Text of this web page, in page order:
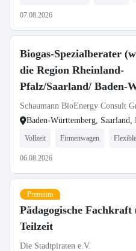
07.08.2026
Biogas-Spezialberater
die Region Rheinland-
Pfalz/Saarland/ Baden-
Schaumann BioEnergy Consult
Baden-Württemberg, Saarland,
Vollzeit Firmenwagen
06.08.2026
Premium
Pädagogische
Teilzeit
Die Stadtpiraten e.V.